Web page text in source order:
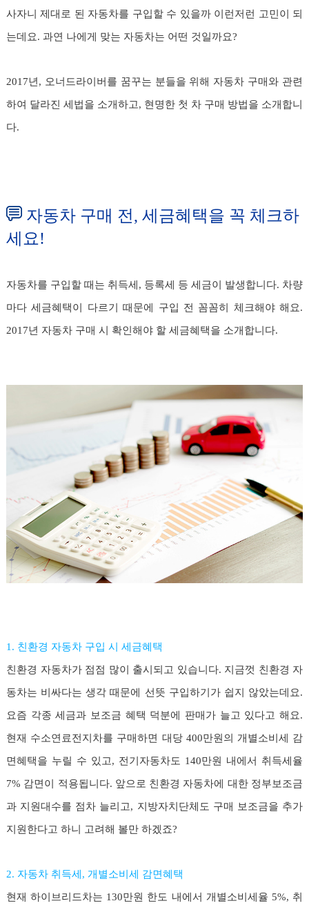
사자니 제대로 된 자동차를 구입할 수 있을까 이런저런 고민이 되
는데요. 과연 나에게 맞는 자동차는 어떤 것일까요?
2017년, 오너드라이버를 꿈꾸는 분들을 위해 자동차 구매와 관련
하여 달라진 세법을 소개하고, 현명한 첫 차 구매 방법을 소개합니
다.
자동차 구매 전, 세금혜택을 꼭 체크하
세요!
자동차를 구입할 때는 취득세, 등록세 등 세금이 발생합니다. 차량
마다 세금혜택이 다르기 때문에 구입 전 꼼꼼히 체크해야 해요.
2017년 자동차 구매 시 확인해야 할 세금혜택을 소개합니다.
1. 친환경 자동차 구입 시 세금혜택
친환경 자동차가 점점 많이 출시되고 있습니다. 지금껏 친환경 자
동차는 비싸다는 생각 때문에 선뜻 구입하기가 쉽지 않았는데요.
요즘 각종 세금과 보조금 혜택 덕분에 판매가 늘고 있다고 해요.
현재 수소연료전지차를 구매하면 대당 400만원의 개별소비세 감
면혜택을 누릴 수 있고, 전기자동차도 140만원 내에서 취득세율
7% 감면이 적용됩니다. 앞으로 친환경 자동차에 대한 정부보조금
과 지원대수를 점차 늘리고, 지방자치단체도 구매 보조금을 추가
지원한다고 하니 고려해 볼만 하겠죠?
2. 자동차 취득세, 개별소비세 감면혜택
현재 하이브리드차는 130만원 한도 내에서 개별소비세율 5%, 취